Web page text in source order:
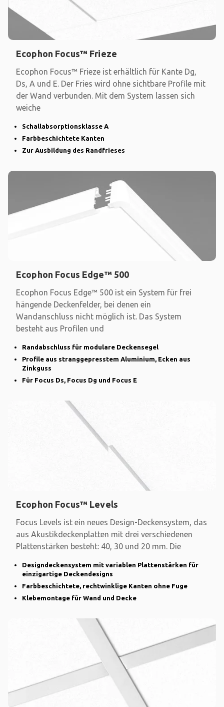
Ecophon Focus™ Frieze
Ecophon Focus™ Frieze ist erhältlich für Kante Dg,
Ds, A und E. Der Fries wird ohne sichtbare Profile mit
der Wand verbunden. Mit dem System lassen sich
weiche
Schallabsorptionsklasse A
Farbbeschichtete Kanten
Zur Ausbildung des Randfrieses
Ecophon Focus Edge™ 500
Ecophon Focus Edge™ 500 ist ein System für frei
hängende Deckenfelder, bei denen ein
Wandanschluss nicht möglich ist. Das System
besteht aus Profilen und
Randabschluss für modulare Deckensegel
Profile aus stranggepresstem Aluminium, Ecken aus
Zinkguss
Für Focus Ds, Focus Dg und Focus E
Ecophon Focus™ Levels
Focus Levels ist ein neues Design-Deckensystem, das
aus Akustikdeckenplatten mit drei verschiedenen
Plattenstärken besteht: 40, 30 und 20 mm. Die
Designdeckensystem mit variablen Plattenstärken für
einzigartige Deckendesigns
Farbbeschichtete, rechtwinklige Kanten ohne Fuge
Klebemontage für Wand und Decke